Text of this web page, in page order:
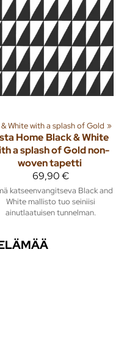
& White with a splash of Gold ‪»
Home Black & White
a splash of Gold non-
woven tapetti
69,90 €
katseenvangitseva Black and
White mallisto tuo seiniisi
ainutlaatuisen tunnelman.